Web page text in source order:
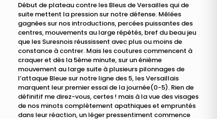
Début de plateau contre les Bleus de Versailles qui de
suite mettent la pression sur notre défense. Mêlées
gagnées sur nos introductions, percées puissantes des
centres, mouvements au large répétés, bref du beau jeu
que les Suresnois réussissent avec plus ou moins de
constance à contrer. Mais les coutures commencent à
craquer et dès la 5ème minute, sur un énième
mouvement au large suite à plusieurs pilonnages de
l’attaque Bleue sur notre ligne des 5, les Versaillais
marquent leur premier essai de la journée(0-5). Rien de
définitif me direz-vous, certes ! mais à la vue des visages
de nos minots complètement apathiques et empruntés
dans leur réaction, un léger pressentiment commence